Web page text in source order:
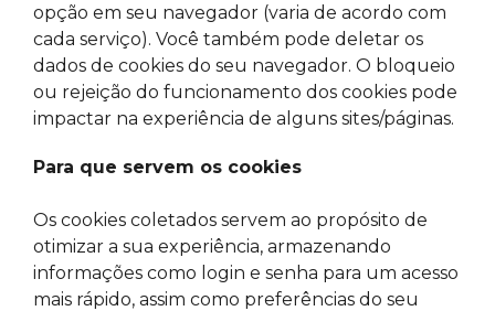
opção em seu navegador (varia de acordo com
cada serviço). Você também pode deletar os
dados de cookies do seu navegador. O bloqueio
ou rejeição do funcionamento dos cookies pode
impactar na experiência de alguns sites/páginas.
Para que servem os cookies
Os cookies coletados servem ao propósito de
otimizar a sua experiência, armazenando
informações como login e senha para um acesso
mais rápido, assim como preferências do seu